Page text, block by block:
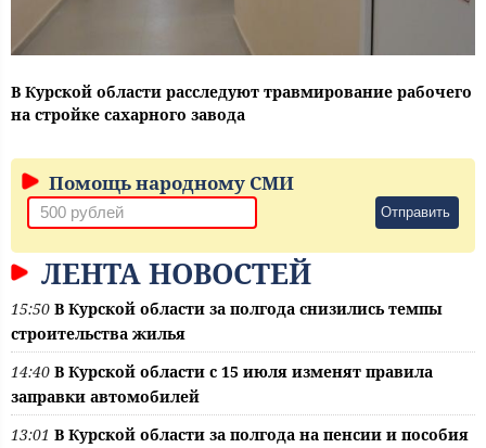
В Курской области расследуют травмирование рабочего
на стройке сахарного завода
Помощь народному СМИ
Отправить
ЛЕНТА НОВОСТЕЙ
15:50 В Курской области за полгода снизились темпы
строительства жилья
14:40 В Курской области с 15 июля изменят правила
заправки автомобилей
13:01 В Курской области за полгода на пенсии и пособия